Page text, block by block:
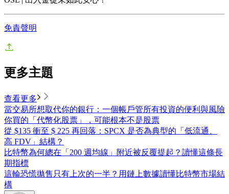
免責聲明
更多主題
查看更多
當交易所想取代你的銀行：一個帳戶管所有投資的便利與風險
你買的「代幣化股票」，可能根本不是股票
從 $135 衝至 $ 225 再回落：SPCX 是否為典型的「低流通、
高 FDV」結構？
比特幣為何總在「200 週均線」附近被反覆提起？讀懂這條長
期指標
這輪恐慌拋售只有上次的一半？用鏈上數據讀懂比特幣市場結
構